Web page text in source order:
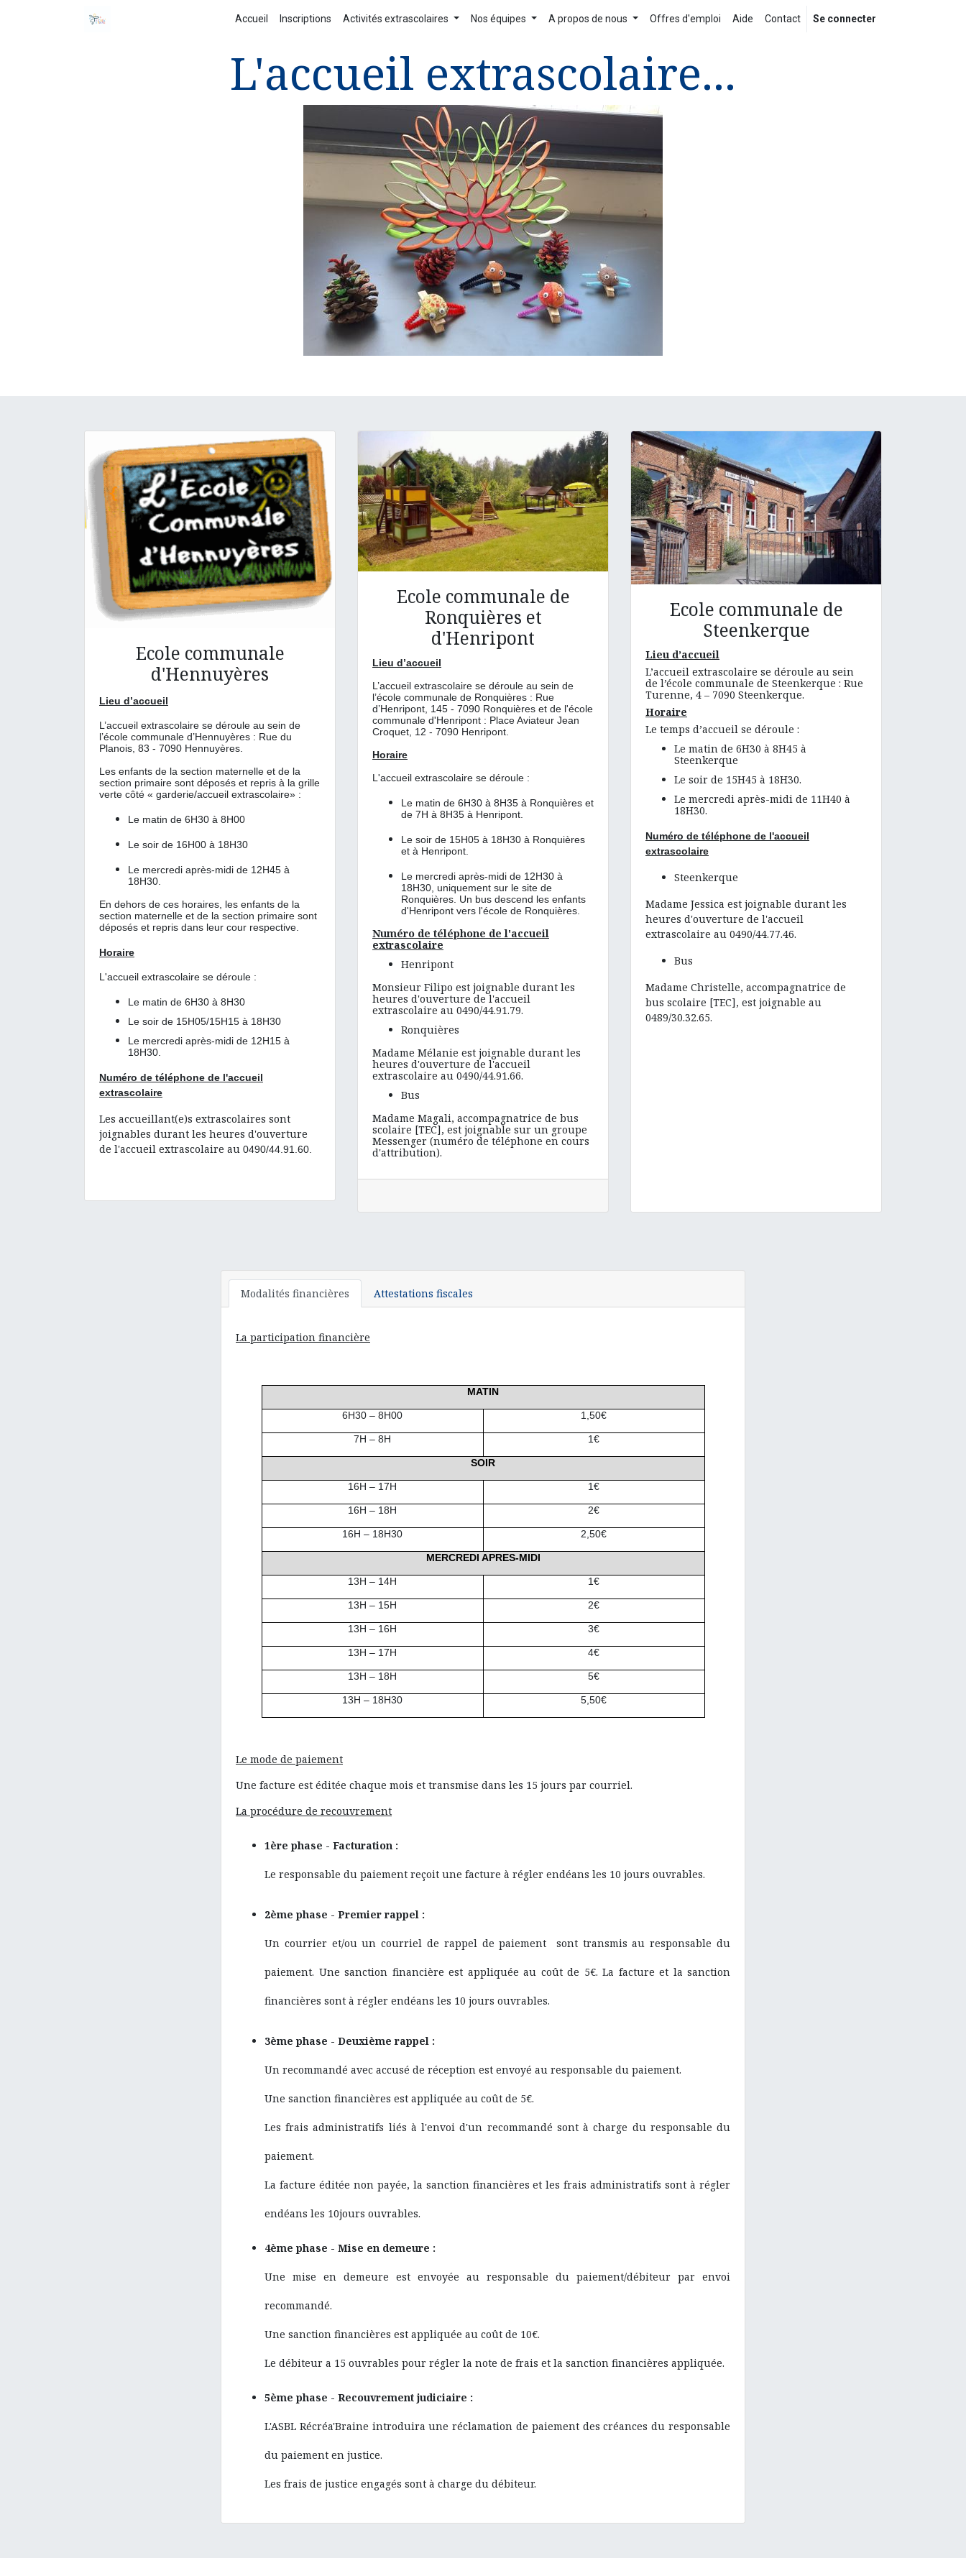
Accueil Inscriptions Activités extrascolaires Nos équipes A propos de nous Offres d'emploi Aide Contact Se connecter
L'accueil extrascolaire...
Ecole communale
d'Hennuyères
Lieu d’accueil
L’accueil extrascolaire se déroule au sein de
l’école communale d’Hennuyères : Rue du
Planois, 83 - 7090 Hennuyères.
Les enfants de la section maternelle et de la
section primaire sont déposés et repris à la grille
verte côté « garderie/accueil extrascolaire» :
Le matin de 6H30 à 8H00
Le soir de 16H00 à 18H30
Le mercredi après-midi de 12H45 à
18H30.
En dehors de ces horaires, les enfants de la
section maternelle et de la section primaire sont
déposés et repris dans leur cour respective.
Horaire
L'accueil extrascolaire se déroule :
Le matin de 6H30 à 8H30
Le soir de 15H05/15H15 à 18H30
Le mercredi après-midi de 12H15 à
18H30.
Numéro de téléphone de l'accueil
extrascolaire
Les accueillant(e)s extrascolaires sont
joignables durant les heures d'ouverture
de l'accueil extrascolaire au 0490/44.91.60.
Ecole communale de
Ronquières et
d'Henripont
Lieu d’accueil
L’accueil extrascolaire se déroule au sein de
l’école communale de Ronquières : Rue
d’Henripont, 145 - 7090 Ronquières et de l'école
communale d'Henripont : Place Aviateur Jean
Croquet, 12 - 7090 Henripont.
Horaire
L'accueil extrascolaire se déroule :
Le matin de 6H30 à 8H35 à Ronquières et
de 7H à 8H35 à Henripont.
Le soir de 15H05 à 18H30 à Ronquières
et à Henripont.
Le mercredi après-midi de 12H30 à
18H30, uniquement sur le site de
Ronquières. Un bus descend les enfants
d'Henripont vers l'école de Ronquières.
Numéro de téléphone de l'accueil
extrascolaire
Henripont
Monsieur Filipo est joignable durant les
heures d'ouverture de l'accueil
extrascolaire au 0490/44.91.79.
Ronquières
Madame Mélanie est joignable durant les
heures d'ouverture de l'accueil
extrascolaire au 0490/44.91.66.
Bus
Madame Magali, accompagnatrice de bus
scolaire [TEC], est joignable sur un groupe
Messenger (numéro de téléphone en cours
d'attribution).
Ecole communale de
Steenkerque
Lieu d’accueil
L’accueil extrascolaire se déroule au sein
de l’école communale de Steenkerque : Rue
Turenne, 4 – 7090 Steenkerque.
Horaire
Le temps d’accueil se déroule :
Le matin de 6H30 à 8H45 à
Steenkerque
Le soir de 15H45 à 18H30.
Le mercredi après-midi de 11H40 à
18H30.
Numéro de téléphone de l'accueil
extrascolaire
Steenkerque
Madame Jessica est joignable durant les
heures d'ouverture de l'accueil
extrascolaire au 0490/44.77.46.
Bus
Madame Christelle, accompagnatrice de
bus scolaire [TEC], est joignable au
0489/30.32.65.
Modalités financières Attestations fiscales
La participation financière
MATIN
6H30 – 8H00 1,50€
7H – 8H 1€
SOIR
16H – 17H 1€
16H – 18H 2€
16H – 18H30 2,50€
MERCREDI APRES-MIDI
13H – 14H 1€
13H – 15H 2€
13H – 16H 3€
13H – 17H 4€
13H – 18H 5€
13H – 18H30 5,50€
Le mode de paiement
Une facture est éditée chaque mois et transmise dans les 15 jours par courriel.
La procédure de recouvrement
1ère phase - Facturation :
Le responsable du paiement reçoit une facture à régler endéans les 10 jours ouvrables.
2ème phase - Premier rappel :
Un courrier et/ou un courriel de rappel de paiement sont transmis au responsable du
paiement. Une sanction financière est appliquée au coût de 5€. La facture et la sanction
financières sont à régler endéans les 10 jours ouvrables.
3ème phase - Deuxième rappel :
Un recommandé avec accusé de réception est envoyé au responsable du paiement.
Une sanction financières est appliquée au coût de 5€.
Les frais administratifs liés à l'envoi d'un recommandé sont à charge du responsable du
paiement.
La facture éditée non payée, la sanction financières et les frais administratifs sont à régler
endéans les 10jours ouvrables.
4ème phase - Mise en demeure :
Une mise en demeure est envoyée au responsable du paiement/débiteur par envoi
recommandé.
Une sanction financières est appliquée au coût de 10€.
Le débiteur a 15 ouvrables pour régler la note de frais et la sanction financières appliquée.
5ème phase - Recouvrement judiciaire :
L'ASBL Récréa'Braine introduira une réclamation de paiement des créances du responsable
du paiement en justice.
Les frais de justice engagés sont à charge du débiteur.